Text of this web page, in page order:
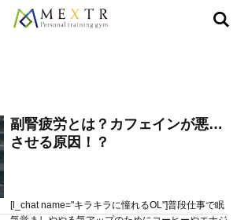
副腎疲労とは？カフェインが悪化
させる原因！？
[l_chat name="キラキラに憧れるOL"]普段仕事で眠